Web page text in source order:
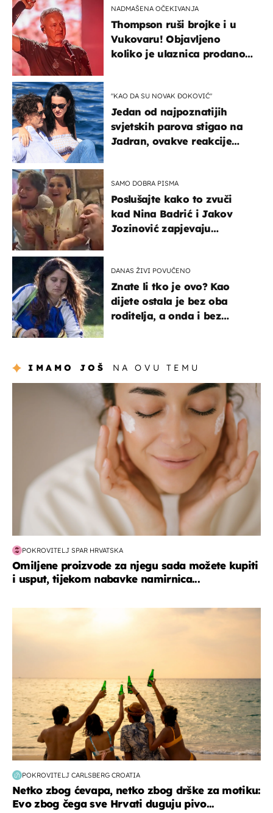
NADMAŠENA OČEKIVANJA
Thompson ruši brojke i u
Vukovaru! Objavljeno
koliko je ulaznica prodano
"KAO DA SU NOVAK ĐOKOVIĆ"
Jedan od najpoznatijih
svjetskih parova stigao na
Jadran, ovakve reakcije
SAMO DOBRA PISMA
Poslušajte kako to zvuči
kad Nina Badrić i Jakov
Jozinović zapjevaju
DANAS ŽIVI POVUČENO
Znate li tko je ovo? Kao
dijete ostala je bez oba
roditelja, a onda i bez
IMAMO JOŠ NA OVU TEMU
moda & ljepota
POKROVITELJ SPAR HRVATSKA
Omiljene proizvode za njegu sada možete kupiti
i usput, tijekom nabavke namirnica...
POKROVITELJ CARLSBERG CROATIA
Netko zbog ćevapa, netko zbog drške za motiku:
Evo zbog čega sve Hrvati duguju pivo...